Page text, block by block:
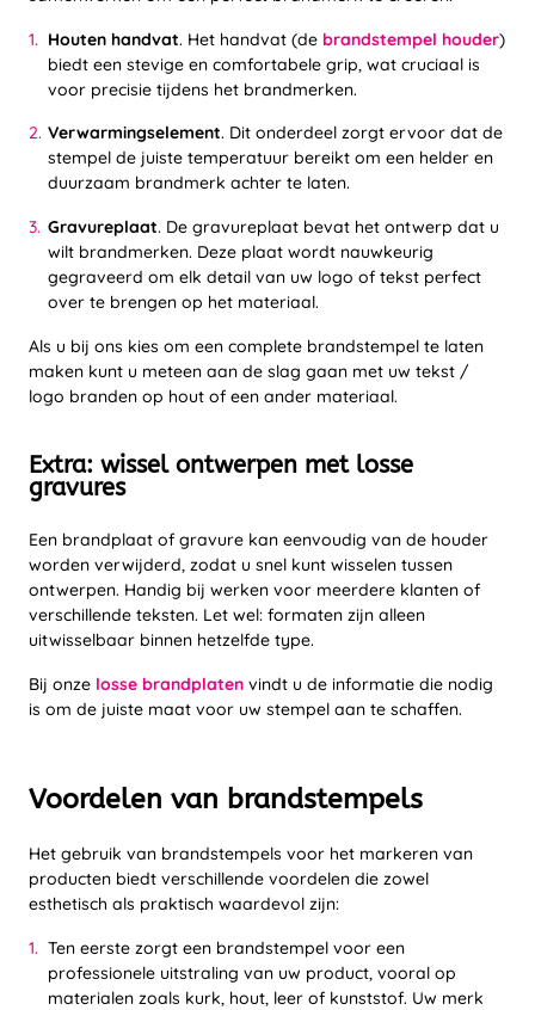
Houten handvat. Het handvat (de brandstempel houder)
biedt een stevige en comfortabele grip, wat cruciaal is
voor precisie tijdens het brandmerken.
Verwarmingselement. Dit onderdeel zorgt ervoor dat de
stempel de juiste temperatuur bereikt om een helder en
duurzaam brandmerk achter te laten.
Gravureplaat. De gravureplaat bevat het ontwerp dat u
wilt brandmerken. Deze plaat wordt nauwkeurig
gegraveerd om elk detail van uw logo of tekst perfect
over te brengen op het materiaal.
Als u bij ons kies om een complete brandstempel te laten
maken kunt u meteen aan de slag gaan met uw tekst /
logo branden op hout of een ander materiaal.
Extra: wissel ontwerpen met losse
gravures
Een brandplaat of gravure kan eenvoudig van de houder
worden verwijderd, zodat u snel kunt wisselen tussen
ontwerpen. Handig bij werken voor meerdere klanten of
verschillende teksten. Let wel: formaten zijn alleen
uitwisselbaar binnen hetzelfde type.
Bij onze losse brandplaten vindt u de informatie die nodig
is om de juiste maat voor uw stempel aan te schaffen.
Voordelen van brandstempels
Het gebruik van brandstempels voor het markeren van
producten biedt verschillende voordelen die zowel
esthetisch als praktisch waardevol zijn:
Ten eerste zorgt een brandstempel voor een
professionele uitstraling van uw product, vooral op
materialen zoals kurk, hout, leer of kunststof. Uw merk